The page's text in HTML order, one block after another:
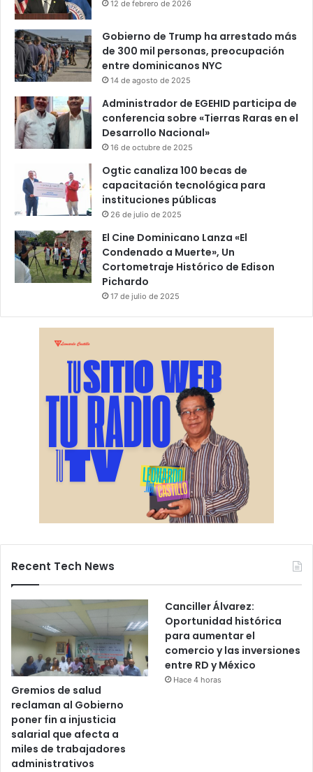
12 de febrero de 2026
Gobierno de Trump ha arrestado más
de 300 mil personas, preocupación
entre dominicanos NYC
14 de agosto de 2025
Administrador de EGEHID participa de
conferencia sobre «Tierras Raras en el
Desarrollo Nacional»
16 de octubre de 2025
Ogtic canaliza 100 becas de
capacitación tecnológica para
instituciones públicas
26 de julio de 2025
El Cine Dominicano Lanza «El
Condenado a Muerte», Un
Cortometraje Histórico de Edison
Pichardo
17 de julio de 2025
Recent Tech News
Gremios de salud
reclaman al Gobierno
poner fin a injusticia
salarial que afecta a
miles de trabajadores
administrativos
Canciller Álvarez:
Oportunidad histórica
para aumentar el
comercio y las inversiones
entre RD y México
Hace 4 horas